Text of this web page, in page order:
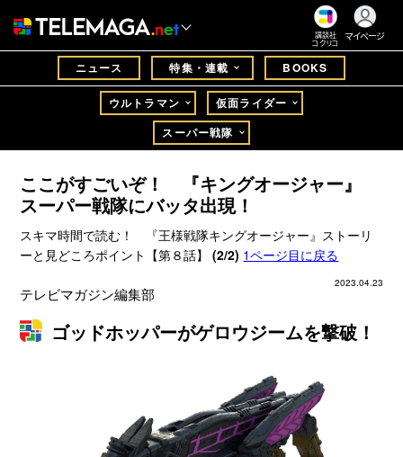
講談社
コクリコ
マイページ
ニュース 特集・連載 BOOKS
ウルトラマン
仮面ライダー
スーパー戦隊
ここがすごいぞ！ 『キングオージャー』
スーパー戦隊にバッタ出現！
スキマ時間で読む！ 『王様戦隊キングオージャー』ストーリ
ーと見どころポイント【第８話】(2/2) 1ページ目に戻る
2023.04.23
テレビマガジン編集部
ゴッドホッパーがゲロウジームを撃破！